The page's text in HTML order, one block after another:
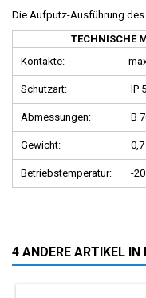
Die Aufputz-Ausführung
TECHNISCHE
Kontakte:
Schutzart: IP
Abmessungen: B
Gewicht:
Betriebstemperatur: -
4 ANDERE ARTIKEL IN